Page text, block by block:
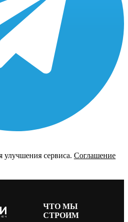
улучшения сервиса. Соглашение
ЧТО МЫ
СТРОИМ